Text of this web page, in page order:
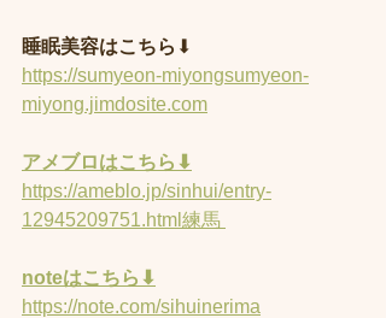
睡眠美容はこちら ⬇︎
https://sumyeon-miyongsumyeon-
miyong.jimdosite.com
アメブロはこちら⬇︎
https://ameblo.jp/sinhui/entry-
12945209751.html練馬
noteはこちら⬇︎
https://note.com/sihuinerima